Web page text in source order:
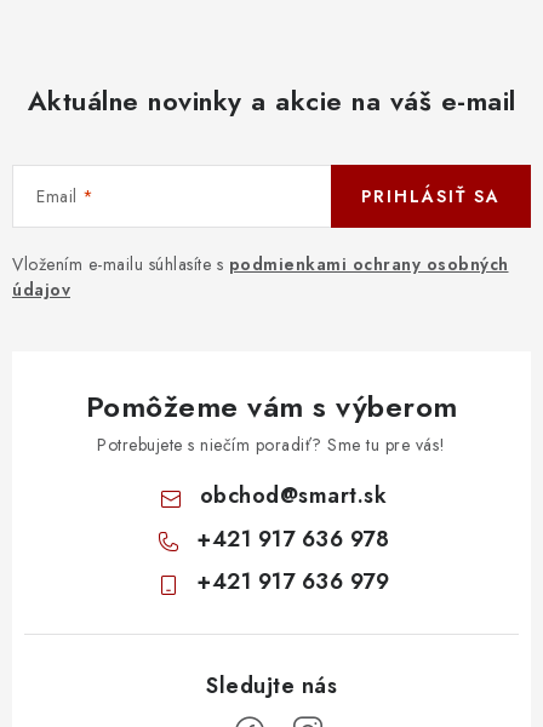
Aktuálne novinky a akcie na váš e-mail
Email
Vložením e-mailu súhlasíte s podmienkami ochrany osobných
údajov
PRIHLÁSIŤ SA
Pomôžeme vám s výberom
Potrebujete s niečím poradiť? Sme tu pre vás!
obchod@smart.sk
+421 917 636 978
+421 917 636 979